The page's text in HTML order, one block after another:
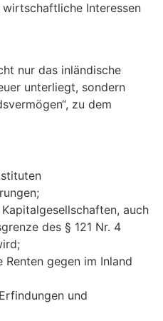
Interessen
nur das inländische
unterliegt, sondern
zu dem
auch
des § 121 Nr. 4
gegen im Inland
und